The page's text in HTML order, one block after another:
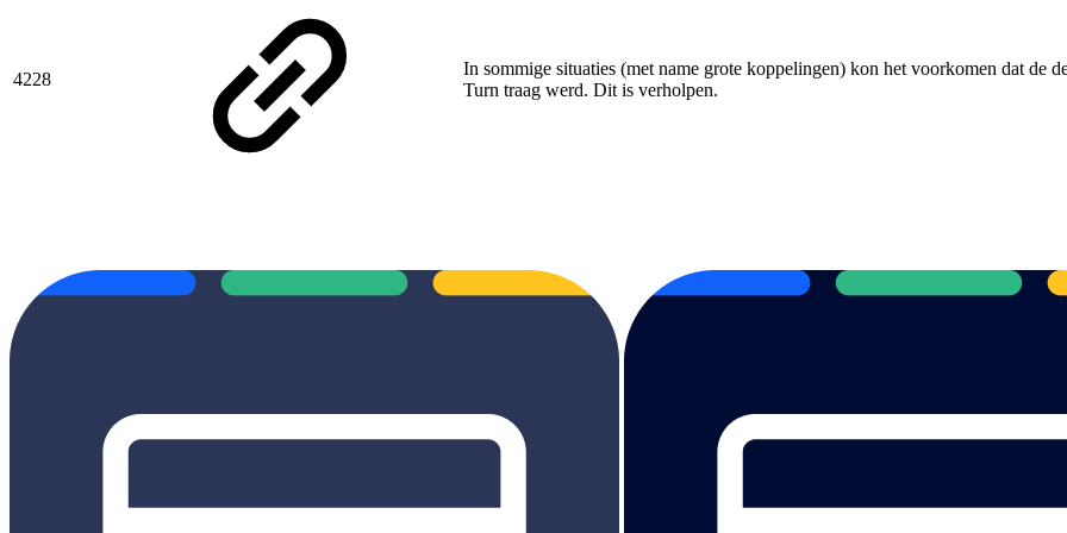
4228
In sommige situaties (met name grote koppelingen) kon het voorkomen dat de
Turn traag werd. Dit is verholpen.